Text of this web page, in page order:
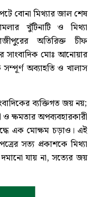
বোনা মিথ্যার জাল শেষ
খুঁটিনাটি ও মিথ্যা
অতিরিক্ত চীফ
সাংবাদিক মোঃ আনোয়ার
অব্যাহতি ও খালাস
ব্যক্তিগত জয় নয়;
ও ক্ষমতার অপব্যবহারকারী
এক মোক্ষম চড়াও। এই
সত্য প্রকাশকে মিথ্যা
দমানো যায় না, সত্যের জয়